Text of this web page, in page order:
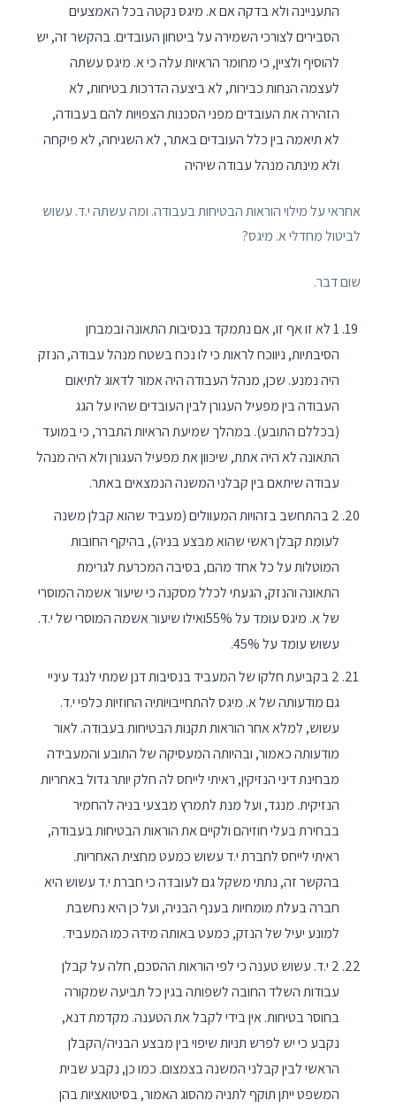
התעניינה ולא בדקה אם א. מיגס נקטה בכל האמצעים
הסבירים לצורכי השמירה על ביטחון העובדים. בהקשר זה, יש
להוסיף ולציין, כי מחומר הראיות עלה כי א. מיגס עשתה
לעצמה הנחות כבירות, לא ביצעה הדרכות בטיחות, לא
הזהירה את העובדים מפני הסכנות הצפויות להם בעבודה,
לא תיאמה בין כלל העובדים באתר, לא השגיחה, לא פיקחה
ולא מינתה מנהל עבודה שיהיה
אחראי על מילוי הוראות הבטיחות בעבודה. ומה עשתה י.ד. עשוש
לביטול מחדלי א. מיגס?
שום דבר.
1 לא זו אף זו, אם נתמקד בנסיבות התאונה ובמבחן
הסיבתיות, ניווכח לראות כי לּו נכח בשטח מנהל עבודה, הנזק
היה נמנע. שכן, מנהל העבודה היה אמור לדאוג לתיאום
העבודה בין מפעיל העגורן לבין העובדים שהיו על הגג
(בכללם התובע). במהלך שמיעת הראיות התברר, כי במועד
התאונה לא היה אתת, שיכוון את מפעיל העגורן ולא היה מנהל
עבודה שיתאם בין קבלני המשנה הנמצאים באתר.
2 בהתחשב בזהויות המעוולים (מעביד שהוא קבלן משנה
לעומת קבלן ראשי שהוא מבצע בניה), בהיקף החובות
המוטלות על כל אחד מהם, בסיבה המכרעת לגרימת
התאונה והנזק, הגעתי לכלל מסקנה כי שיעור אשמה המוסרי
של א. מיגס עומד על 55%ואילו שיעור אשמה המוסרי של י.ד.
עשוש עומד על 45%.
2 בקביעת חלקו של המעביד בנסיבות דנן שמתי לנגד עיניי
גם מודעותה של א. מיגס להתחייבויותיה החוזיות כלפי י.ד.
עשוש, למלא אחר הוראות תקנות הבטיחות בעבודה. לאור
מודעותה כאמור, ובהיותה המעסיקה של התובע והמעבידה
מבחינת דיני הנזיקין, ראיתי לייחס לה חלק יותר גדול באחריות
הנזיקית. מנגד, ועל מנת לתמרץ מבצעי בניה להחמיר
בבחירת בעלי חוזיהם ולקיים את הוראות הבטיחות בעבודה,
ראיתי לייחס לחברת י.ד עשוש כמעט מחצית האחריות.
בהקשר זה, נתתי משקל גם לעובדה כי חברת י.ד עשוש היא
חברה בעלת מומחיות בענף הבניה, ועל כן היא נחשבת
למונע יעיל של הנזק, כמעט באותה מידה כמו המעביד.
2 י.ד. עשוש טענה כי לפי הוראות ההסכם, חלה על קבלן
עבודות השלד החובה לשפותה בגין כל תביעה שמקורה
בחוסר בטיחות. אין בידי לקבל את הטענה. מקדמת דנא,
נקבע כי יש לפרש תניות שיפוי בין מבצע הבניה/הקבלן
הראשי לבין קבלני המשנה בצמצום. כמו כן, נקבע שבית
המשפט ייתן תוקף לתניה מהסוג האמור, בסיטואציות בהן